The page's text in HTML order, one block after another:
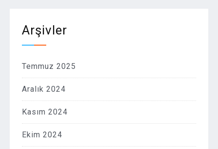
Arşivler
Temmuz 2025
Aralık 2024
Kasım 2024
Ekim 2024